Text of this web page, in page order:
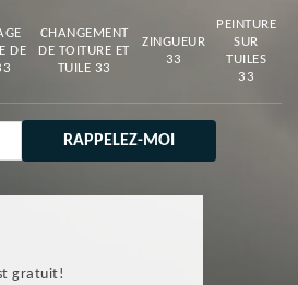
DE
CHANGEMENT
DE TOITURE ET
TUILE 33
ZINGUEUR
33
PEINTURE
SUR
TUILES
33
gratuit!